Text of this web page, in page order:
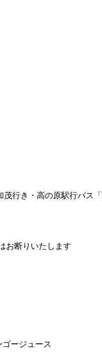
茂行き・高の原駅行バス
お断りいたします
ージュース